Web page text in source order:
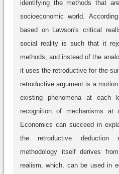
identifying the methods that
socioeconomic world.
based on Lawson's critical
social reality is such that it
methods, and instead of the
it uses the retroductive for the
retroductive argument is a
existing phenomena at each
recognition of mechanisms at
Economics can succeed in
the retroductive deduction
methodology itself derives
realism, which, can be used in